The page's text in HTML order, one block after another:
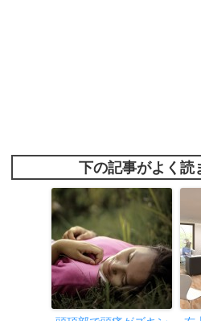
下の記事がよく読